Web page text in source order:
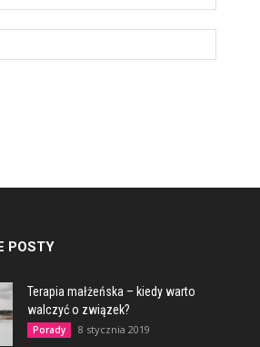
POSTY
Terapia małżeńska – kiedy warto
walczyć o związek?
Porady 8 stycznia 2019